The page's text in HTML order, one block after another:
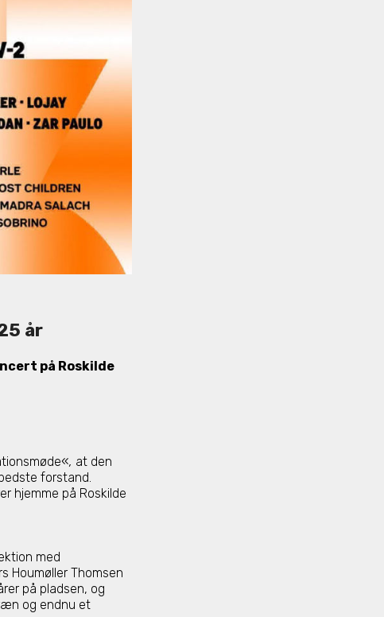
år
på Roskilde
, at den
forstand.
hjemme på Roskilde
med
Houmøller Thomsen
på pladsen, og
og endnu et